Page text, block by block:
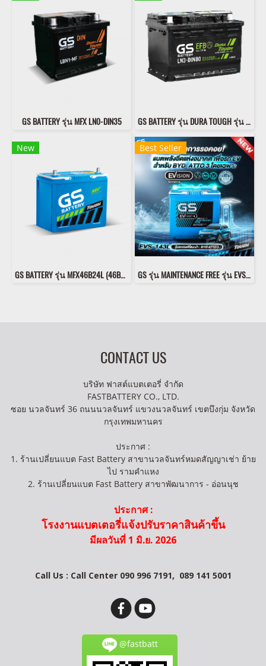
GS BATTERY รุ่น MFX LN0-DIN35 GS BATTERY รุ่น DURA TOUGH รุ่น LN3-DIN80 DL EFB
New
GS BATTERY รุ่น MFX46B24L (46B24L)
Best Seller
GS รุ่น MAINTENANCE FREE รุ่น EVS-143L
CONTACT US
บริษัท ฟาสต์แบตเตอรี่ จำกัด
FASTBATTERY CO., LTD.
ซอย นวลจันทร์ 36 ถนนนวลจันทร์ แขวงนวลจันทร์ เขตบึงกุ่ม จังหวัด
กรุงเทพมหานคร
ประกาศ :
1. ร้านเปลี่ยนแบต Fast Battery สาขานวลจันทร์หมดสัญญาเช่า ย้าย
ไป รามคำแหง
2. ร้านเปลี่ยนแบต Fast Battery สาขาพัฒนาการ - อ่อนนุช
ประกาศ :
โรงงานแบตเตอรี่แจ้งปรับราคาสินค้าขึ้น
มีผลวันที่ 1 มิ.ย. 2026
Call Us : Call Center 090 996 7191, 089 141 5001
@fastbatt